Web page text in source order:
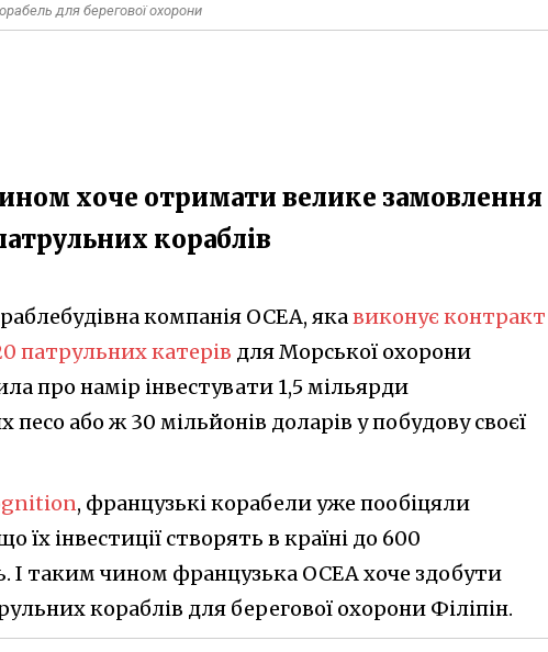
для берегової охорони
хоче отримати велике замовлення
кораблів
компанія OCEA, яка виконує контракт
патрульних катерів для Морської охорони
про намір інвестувати 1,5 мільярди
песо або ж 30 мільйонів доларів у побудову своєї
, французькі корабели уже пообіцяли
їх інвестиції створять в країні до 600
І таким чином французька ОСЕА хоче здобути
кораблів для берегової охорони Філіпін.